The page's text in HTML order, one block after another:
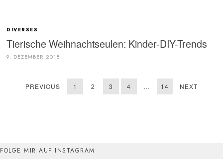
DIVERSES
Tierische Weihnachtseulen: Kinder-DIY-Trends
9. DEZEMBER 2018
PREVIOUS 1 2 3 4 … 14 NEXT
FOLGE MIR AUF INSTAGRAM